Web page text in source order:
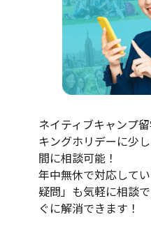
ネイティブキャンプ
キングホリデーに少
間に相談可能！
年中無休で対応して
疑問」も気軽に相談
ぐに解消できます！